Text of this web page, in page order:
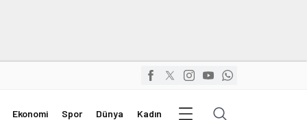
Ekonomi Spor Dünya Kadın